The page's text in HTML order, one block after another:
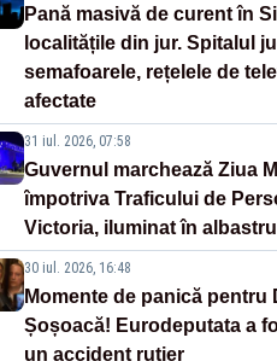
Pană masivă de curent în
localitățile din jur. Spitalul
semafoarele, rețelele de
afectate
31 iul. 2026, 07:58
Guvernul marchează Ziua
împotriva Traficului de
Victoria, iluminat în albastru
30 iul. 2026, 16:48
Momente de panică pentru
Șoșoacă! Eurodeputata a
un accident rutier